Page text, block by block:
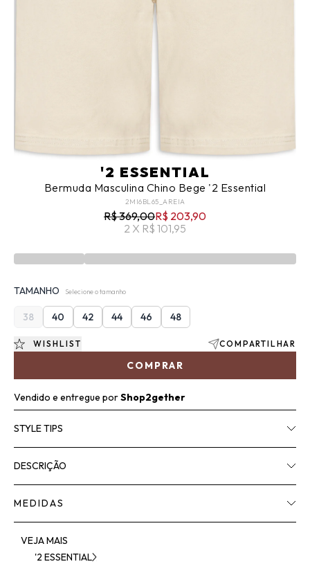
'2 ESSENTIAL
Bermuda Masculina Chino Bege '2 Essential
2MI6BL65_AREIA
R$ 369,00R$ 203,90
2 X R$ 101,95
TAMANHO Selecione o tamanho
38 40 42 44 46 48
COMPRAR
WISHLIST COMPARTILHAR
Vendido e entregue porShop2gether
STYLE TIPS
DESCRIÇÃO
MEDIDAS
VEJA MAIS
'2 ESSENTIAL